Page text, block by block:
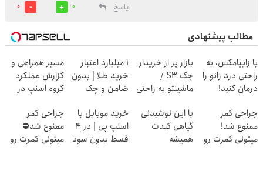
پاسخ
0
0
مطالب پیشنهادی
با زاپیامکس، به
راحتی درد زانو را
درمان کنید!
بازار پر از خریدار
جک S3 /
ماشینتو به راحتی
۱ میلیارد اعتبار
خرید طلا | بدون
ضامن و چک
مسیر همراهی و
گزارش عملکرد
گروه اسنپ در
جراحی کمر
ممنوع شد!
میتونی کمرت رو
با این نوشیدنی
گیاهی کبدت
همیشه
خرید موبایل با
اسنپ پی | در ۴
قسط بدون سود
جراحی کمر
ممنوع شد⛔
میتونی کمرت رو